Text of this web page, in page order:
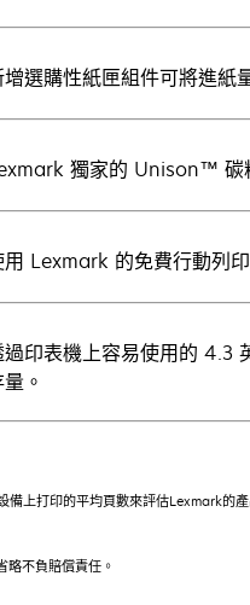
增選購性紙匣組件可將進紙
獨家的 Unison™ 碳
用 Lexmark 的免費行動列
過印表機上容易使用的 4.3
。
備上打印的平均頁數來評估Lexmark
略不負賠償責任。